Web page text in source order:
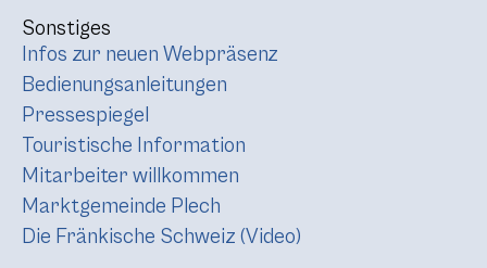
Sonstiges
Infos zur neuen Webpräsenz
Bedienungsanleitungen
Pressespiegel
Touristische Information
Mitarbeiter willkommen
Marktgemeinde Plech
Die Fränkische Schweiz (Video)